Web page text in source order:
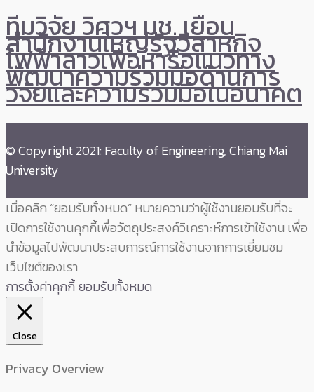
ทีมวิจัย วิศวฯ มช. เยือน
สำนักงานใหญ่รัฐวิสาหกิจ
ไฟฟ้าลาวเพื่อหารือแนวทาง
พัฒนาความร่วมมือด้านการ
วิจัยและความร่วมมือในอนาคต
© Copyright 2021: Faculty of Engineering, Chiang Mai
University
เมื่อคลิก “ยอมรับทั้งหมด” หมายความว่าผู้ใช้งานยอมรับที่จะ
เปิดการใช้งานคุกกี้เพื่อวัตถุประสงค์วิเคราะห์การเข้าใช้งาน เพื่อ
นำข้อมูลไปพัฒนาประสบการณ์การใช้งานจากการเยี่ยมชม
เว็บไซต์ของเรา
การตั้งค่าคุกกี้ยอมรับทั้งหมด
Close
Privacy Overview